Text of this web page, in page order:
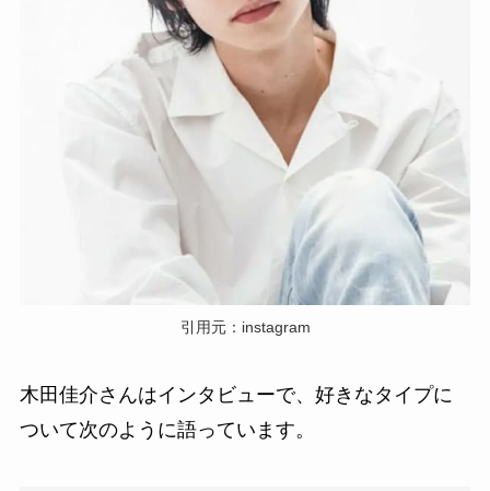
引用元：instagram
木田佳介さんはインタビューで、好きなタイプに
ついて次のように語っています。